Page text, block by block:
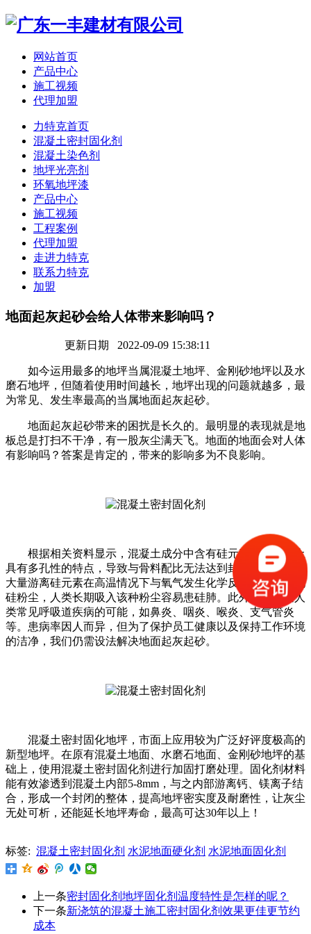
网站首页
产品中心
施工视频
代理加盟
力特克首页
混凝土密封固化剂
混凝土染色剂
地坪光亮剂
环氧地坪漆
产品中心
施工视频
工程案例
代理加盟
走进力特克
联系力特克
加盟
地面起灰起砂会给人体带来影响吗？
更新日期 2022-09-09 15:38:11
如今运用最多的地坪当属混凝土地坪、金刚砂地坪以及水
磨石地坪，但随着使用时间越长，地坪出现的问题就越多，最
为常见、发生率最高的当属地面起灰起砂。
地面起灰起砂带来的困扰是长久的。最明显的表现就是地
板总是打扫不干净，有一股灰尘满天飞。地面的地面会对人体
有影响吗？答案是肯定的，带来的影响多为不良影响。
根据相关资料显示，混凝土成分中含有硅元素，而混凝土
具有多孔性的特点，导致与骨料配比无法达到封闭状态，仍有
大量游离硅元素在高温情况下与氧气发生化学反应形成二氧化
硅粉尘，人类长期吸入该种粉尘容易患硅肺。此外还有诱发人
类常见呼吸道疾病的可能，如鼻炎、咽炎、喉炎、支气管炎
等。患病率因人而异，但为了保护员工健康以及保持工作环境
的洁净，我们仍需设法解决地面起灰起砂。
混凝土密封固化地坪，市面上应用较为广泛好评度极高的
新型地坪。在原有混凝土地面、水磨石地面、金刚砂地坪的基
础上，使用混凝土密封固化剂进行加固打磨处理。固化剂材料
能有效渗透到混凝土内部5-8mm，与之内部游离钙、镁离子结
合，形成一个封闭的整体，提高地坪密实度及耐磨性，让灰尘
无处可析，还能延长地坪寿命，最高可达30年以上！
标签: 混凝土密封固化剂 水泥地面硬化剂 水泥地面固化剂
上一条密封固化剂地坪固化剂温度特性是怎样的呢？
下一条新浇筑的混凝土施工密封固化剂效果更佳更节约
成本